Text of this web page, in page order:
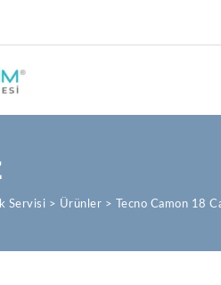
Servisi > Ürünler > Tecno Camon 18